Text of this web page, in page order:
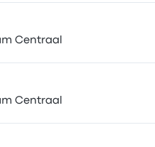
Centraal
Centraal